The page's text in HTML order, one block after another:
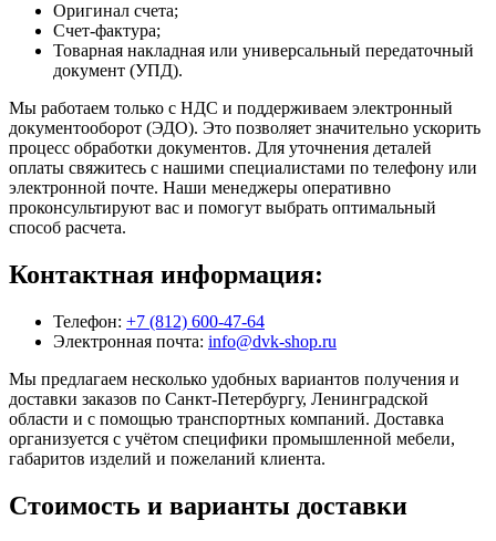
Оригинал счета;
Счет-фактура;
Товарная накладная или универсальный передаточный
документ (УПД).
Мы работаем только с НДС и поддерживаем электронный
документооборот (ЭДО). Это позволяет значительно ускорить
процесс обработки документов. Для уточнения деталей
оплаты свяжитесь с нашими специалистами по телефону или
электронной почте. Наши менеджеры оперативно
проконсультируют вас и помогут выбрать оптимальный
способ расчета.
Контактная информация:
Телефон: +7 (812) 600-47-64
Электронная почта: info@dvk-shop.ru
Мы предлагаем несколько удобных вариантов получения и
доставки заказов по Санкт-Петербургу, Ленинградской
области и с помощью транспортных компаний. Доставка
организуется с учётом специфики промышленной мебели,
габаритов изделий и пожеланий клиента.
Стоимость и варианты доставки